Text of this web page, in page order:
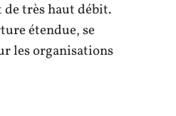
très haut débit.
étendue, se
les organisations